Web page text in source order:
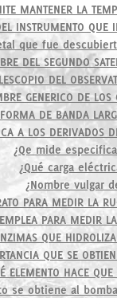
MANTENER LA
INSTRUMENTO QUE
que fue
DEL SEGUNDO
DEL
GENERICO DE
DE BANDA
A LOS DERIVADOS
¿Qe mide
¿Qué carga
¿Nombre vulgar
PARA MEDIR LA
PARA MEDIR
QUE
QUE SE
ELEMENTO HACE
se obtiene al